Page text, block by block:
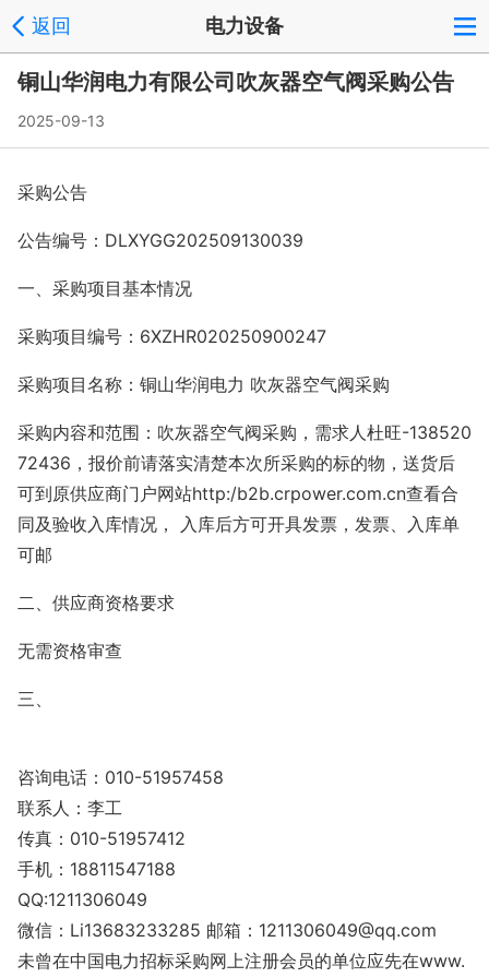
返回 电力设备
铜山华润电力有限公司吹灰器空气阀采购公告
2025-09-13
采购公告
公告编号：DLXYGG202509130039
一、采购项目基本情况
采购项目编号：6XZHR020250900247
采购项目名称：铜山华润电力 吹灰器空气阀采购
采购内容和范围：吹灰器空气阀采购，需求人杜旺-138520
72436，报价前请落实清楚本次所采购的标的物，送货后
可到原供应商门户网站http:/b2b.crpower.com.cn查看合
同及验收入库情况， 入库后方可开具发票，发票、入库单
可邮
二、供应商资格要求
无需资格审查
三、
咨询电话：010-51957458
联系人：李工
传真：010-51957412
手机：18811547188
QQ:1211306049
微信：Li13683233285 邮箱：1211306049@qq.com
未曾在中国电力招标采购网上注册会员的单位应先在www.